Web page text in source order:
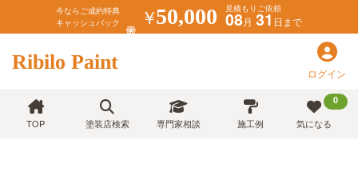
今ならご成約特典
キャッシュバック
￥50,000 見積もりご依頼
08月 31日まで
Ribilo Paint ログイン
TOP 塗装店検索 専門家相談 施工例
0
気になる